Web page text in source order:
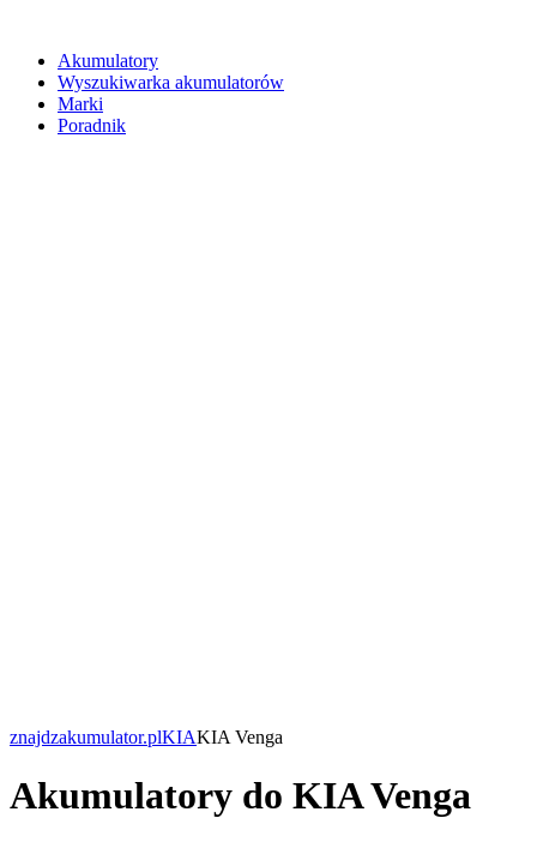
Akumulatory
Wyszukiwarka akumulatorów
Marki
Poradnik
znajdzakumulator.plKIAKIA Venga
Akumulatory do KIA Venga